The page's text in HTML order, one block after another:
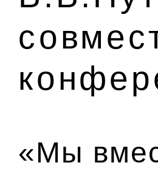
«Мы